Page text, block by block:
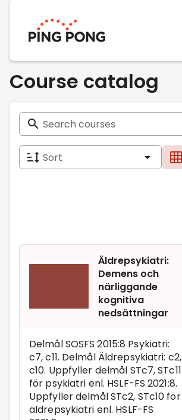
Page changed: .
Course catalog
Search courses
Sort
Äldrepsykiatri:
Demens och
närliggande
kognitiva
nedsättningar
Delmål SOSFS 2015:8 Psykiatri:
c7, c11. Delmål Äldrepsykiatri: c2,
c10. Uppfyller delmål STc7, STc11
för psykiatri enl. HSLF-FS 2021:8.
Uppfyller delmål STc2, STc10 för
äldrepsykiatri enl. HSLF-FS